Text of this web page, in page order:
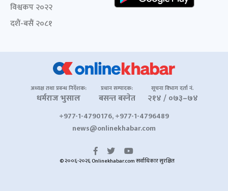
विश्वकप २०२२
दशैं-बसैं २०८१
अध्यक्ष तथा प्रबन्ध निर्देशक:
धर्मराज भुसाल
प्रधान सम्पादक:
बसन्त बस्नेत
सूचना विभाग दर्ता नं.
२१४ / ०७३–७४
+977-1-4790176, +977-1-4796489
news@onlinekhabar.com
© २००६-२०२६ Onlinekhabar.com सर्वाधिकार सुरक्षित